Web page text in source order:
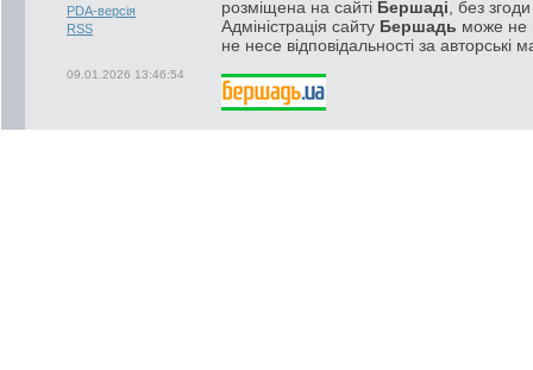
PDA-версія
RSS
09.01.2026 13:46:54
розміщена на сайті Бершаді , без
Адміністрація сайту Бершадь може не
не несе відповідальності за авторські